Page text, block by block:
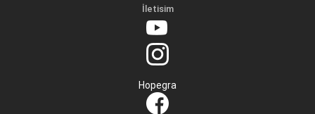
İletisim
Hopegra